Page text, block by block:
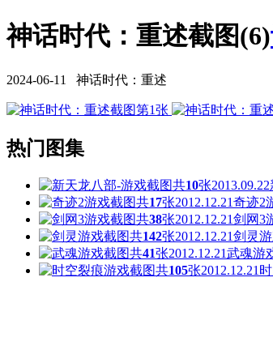
神话时代：重述截图(6)
2024-06-11 神话时代：重述
热门图集
共10张2013.09.22
共17张2012.12.21奇迹2
共38张2012.12.21剑网3
共142张2012.12.21剑灵
共41张2012.12.21武魂游
共105张2012.12.21